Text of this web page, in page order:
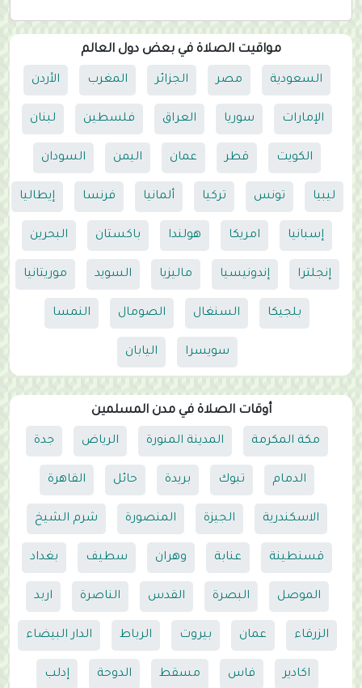
مواقيت الصلاة في بعض دول العالم
السعودية مصر الجزائر المغرب الأردن
الإمارات سوريا العراق فلسطين لبنان
الكويت قطر عمان اليمن السودان
ليبيا تونس تركيا ألمانيا فرنسا إيطاليا
إسبانيا امريكا هولندا باكستان البحرين
إنجلترا إندونيسيا ماليزيا السويد موريتانيا
بلجيكا السنغال الصومال النمسا
سويسرا اليابان
أوقات الصلاة في مدن المسلمين
مكة المكرمة المدينة المنورة الرياض جدة
الدمام تبوك بريدة حائل القاهرة
الاسكندرية الجيزة المنصورة شرم الشيخ
قسنطينة عنابة وهران سطيف بغداد
الموصل البصرة القدس الناصرة اربد
الزرقاء عمان بيروت الرباط الدار البيضاء
اكادير فاس مسقط الدوحة إدلب